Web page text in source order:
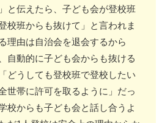
と伝えたら、子ども会が登校班
校班からも抜けて」と言われま
理由は自治会を退会するから
自動的に子ども会からも抜ける
どうしても登校班で登校したい
世帯に許可を取るように」だっ
からも子ども会と話し合うよ